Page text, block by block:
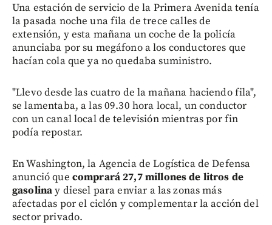
Una estación de servicio de la Primera Avenida tenía
la pasada noche una fila de trece calles de
extensión, y esta mañana un coche de la policía
anunciaba por su megáfono a los conductores que
hacían cola que ya no quedaba suministro.
"Llevo desde las cuatro de la mañana haciendo fila",
se lamentaba, a las 09.30 hora local, un conductor
con un canal local de televisión mientras por fin
podía repostar.
En Washington, la Agencia de Logística de Defensa
anunció que comprará 27,7 millones de litros de
gasolinay diesel para enviar a las zonas más
afectadas por el ciclón y complementar la acción del
sector privado.